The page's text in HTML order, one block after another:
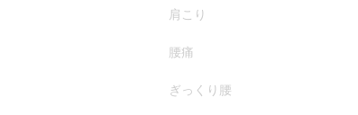
肩こり
腰痛
ぎっくり腰